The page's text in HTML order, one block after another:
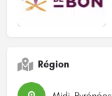
Région